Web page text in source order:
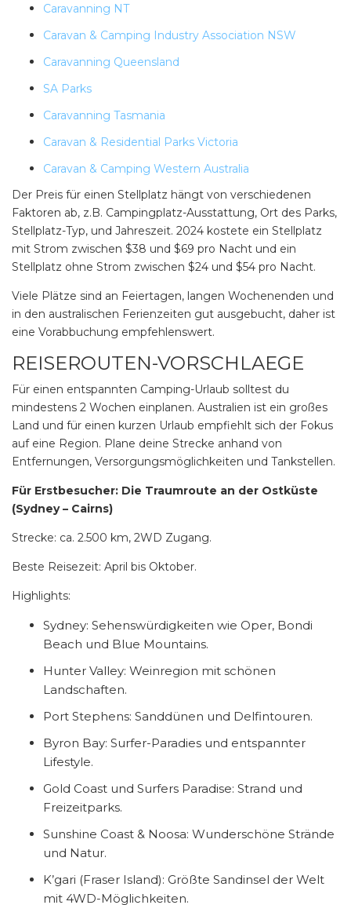
Caravanning NT
Caravan & Camping Industry Association NSW
Caravanning Queensland
SA Parks
Caravanning Tasmania
Caravan & Residential Parks Victoria
Caravan & Camping Western Australia
Der Preis für einen Stellplatz hängt von verschiedenen
Faktoren ab, z.B. Campingplatz-Ausstattung, Ort des Parks,
Stellplatz-Typ, und Jahreszeit. 2024 kostete ein Stellplatz
mit Strom zwischen $38 und $69 pro Nacht und ein
Stellplatz ohne Strom zwischen $24 und $54 pro Nacht.
Viele Plätze sind an Feiertagen, langen Wochenenden und
in den australischen Ferienzeiten gut ausgebucht, daher ist
eine Vorabbuchung empfehlenswert.
REISEROUTEN-VORSCHLAEGE
Für einen entspannten Camping-Urlaub solltest du
mindestens 2 Wochen einplanen. Australien ist ein großes
Land und für einen kurzen Urlaub empfiehlt sich der Fokus
auf eine Region. Plane deine Strecke anhand von
Entfernungen, Versorgungsmöglichkeiten und Tankstellen.
Für Erstbesucher: Die Traumroute an der Ostküste
(Sydney – Cairns)
Strecke: ca. 2.500 km, 2WD Zugang.
Beste Reisezeit: April bis Oktober.
Highlights:
Sydney: Sehenswürdigkeiten wie Oper, Bondi
Beach und Blue Mountains.
Hunter Valley: Weinregion mit schönen
Landschaften.
Port Stephens: Sanddünen und Delfintouren.
Byron Bay: Surfer-Paradies und entspannter
Lifestyle.
Gold Coast und Surfers Paradise: Strand und
Freizeitparks.
Sunshine Coast & Noosa: Wunderschöne Strände
und Natur.
K’gari (Fraser Island): Größte Sandinsel der Welt
mit 4WD-Möglichkeiten.